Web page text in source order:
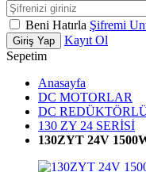
Beni Hatırla Şifremi
Giriş Yap
Kayıt Ol
Sepetim
Anasayfa
DC MOTORLAR
DC
130 ZY 24 SERİSİ
130ZYT 24V